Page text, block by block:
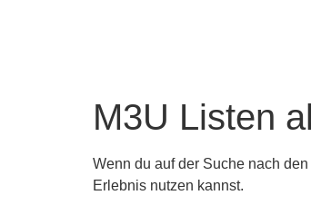
M3U Listen
Wenn du auf der Suche nach
Erlebnis nutzen kannst.